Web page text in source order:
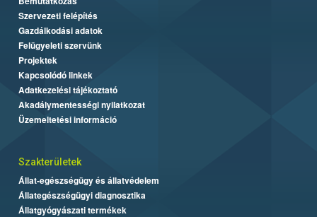
Szervezeti felépítés
Gazdálkodási adatok
Felügyeleti szervünk
Projektek
Kapcsolódó linkek
Adatkezelési tájékoztató
Akadálymentességi nyilatkozat
Üzemeltetési információ
Szakterületek
Állat-egészségügy és állatvédelem
Állategészségügyi diagnosztika
Állatgyógyászati termékek